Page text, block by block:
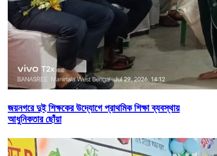
জয়নগরে দুই শিক্ষকের উদ্যোগে প্রাথমিক শিক্ষা ব্যবস্থায়
আধুনিকতার ছোঁয়া